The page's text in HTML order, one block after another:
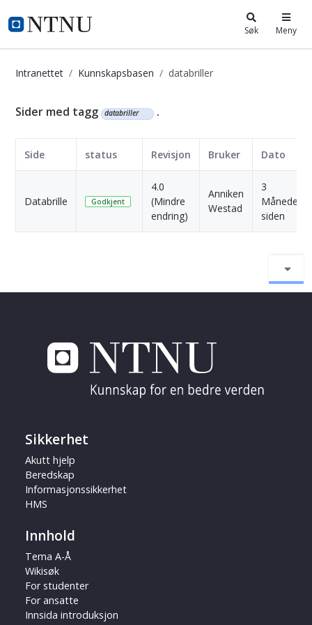
i.ntnu.no Søk Meny
Intranettet Kunnskapsbasen databriller
Kunnskapsbasen
Sider med tagg databriller .
Side status Revisjon Bruker Dato
Databrille Godkjent
4.0
(Mindre
endring)
Anniken
Westad
3
Måneder
siden
Sikkerhet
Akutt hjelp
Beredskap
Informasjonssikkerhet
HMS
Innhold
Tema A-Å
Wikisøk
For studenter
For ansatte
Innsida introduksjon